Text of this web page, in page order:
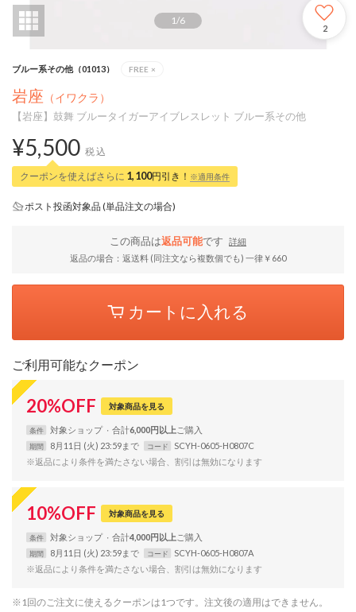
1/6
2
ブルー系その他（01013） FREE ×
岩座 （イワクラ）
【岩座】鼓舞 ブルータイガーアイブレスレット ブルー系その他
¥5,500 税込
クーポンを使えばさらに 1,100円引き！ ※適用条件
ポスト投函対象品 (単品注文の場合)
この商品は返品可能です
詳細
返品の場合：返送料 (同注文なら複数個でも) 一律￥660
カートに入れる
ご利用可能なクーポン
20%OFF 対象商品を見る
条件 対象ショップ 合計6,000円以上
期間 8月11日 (火) 23:59まで コード
SCYH-0605-H0807C
※返品により条件を満たさない場合、割引は無効になります
10%OFF 対象商品を見る
条件 対象ショップ 合計4,000円以上
期間 8月11日 (火) 23:59まで コード
SCYH-0605-H0807A
※返品により条件を満たさない場合、割引は無効になります
※1回のご注文に使えるクーポンは1つです。注文後の適用はできません。